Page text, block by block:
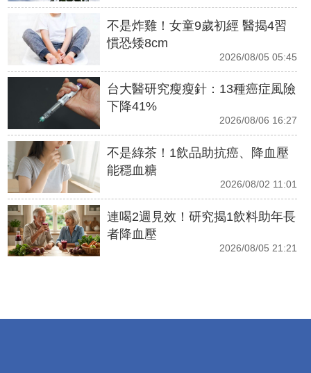
不是炸雞！女童9歲初經 醫揭4習
慣恐矮8cm
2026/08/05 05:45
台大醫研究瘦瘦針：13種癌症風險
下降41%
2026/08/06 16:27
不是綠茶！1飲品助抗癌、降血壓
能穩血糖
2026/08/02 11:01
連喝2週見效！研究揭1飲料助年長
者降血壓
2026/08/05 21:21